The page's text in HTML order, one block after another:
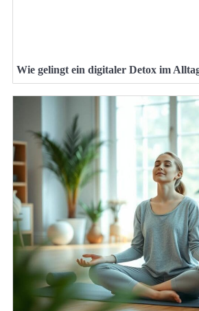
Wie gelingt ein digitaler Detox im